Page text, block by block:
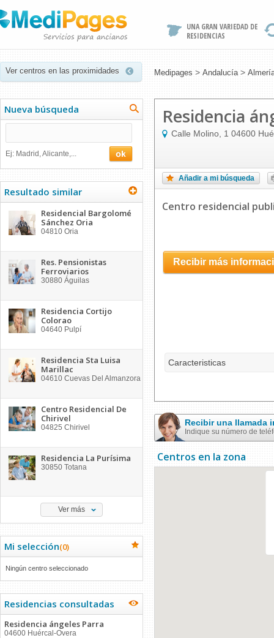
UNA GRAN VARIEDAD DE
RESIDENCIAS
Ver centros en las proximidades Medipages > Andalucía >
Nueva búsqueda
Ej: Madrid, Alicante,...
Resultado similar
Residencial Bargolomé
Sánchez Oria
04810 Oria
Res. Pensionistas
Ferroviarios
30880 Águilas
Residencia Cortijo
Colorao
04640 Pulpí
Residencia Sta Luisa
Marillac
04610 Cuevas Del Almanzora
Centro Residencial De
Chirivel
04825 Chirivel
Residencia La Purísima
30850 Totana
Ver más
Mi selección(0)
Ningún centro seleccionado
Residencias consultadas
Residencia ángeles Parra
04600 Huércal-Overa
Residencia
Calle Molino, 1 04600
Añadir a mi búsqueda
Centro residencial
Recibir más
Caracteristicas
Recibir una llamada
Indique su número de
Centros en la zona